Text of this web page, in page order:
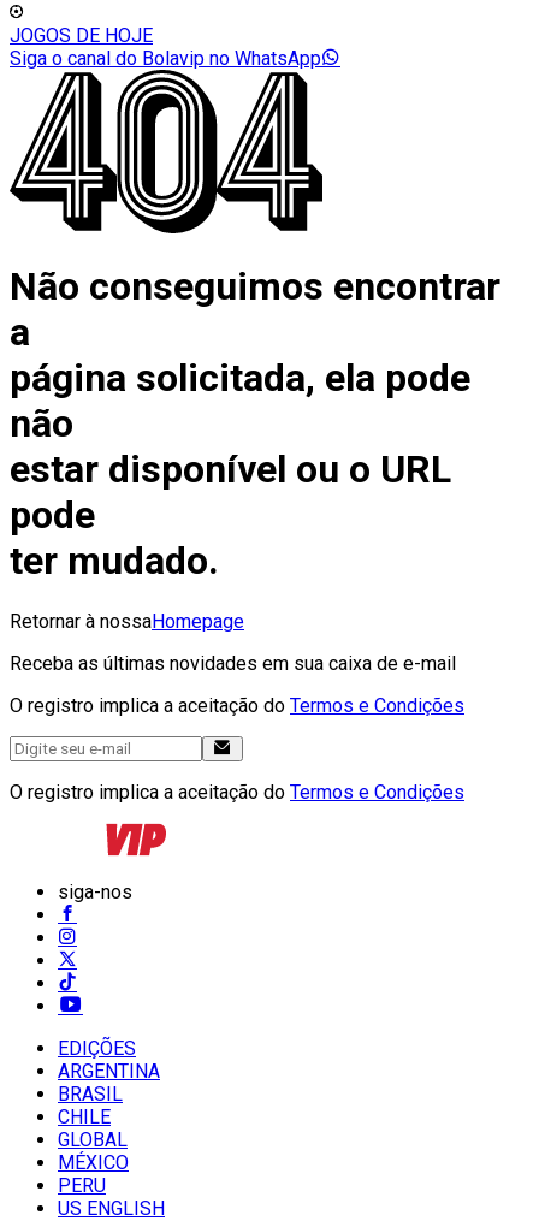
JOGOS DE HOJE
Siga o canal do Bolavip no WhatsApp
Não conseguimos encontrar
a
página solicitada, ela pode
não
estar disponível ou o URL
pode
ter mudado.
Retornar à nossaHomepage
Receba as últimas novidades em sua caixa de e-mail
O registro implica a aceitação do Termos e Condições
O registro implica a aceitação do Termos e Condições
siga-nos
EDIÇÕES
ARGENTINA
BRASIL
CHILE
GLOBAL
MÉXICO
PERU
US ENGLISH